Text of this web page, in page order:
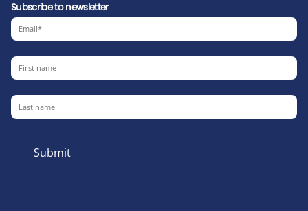
Subscribe to newsletter